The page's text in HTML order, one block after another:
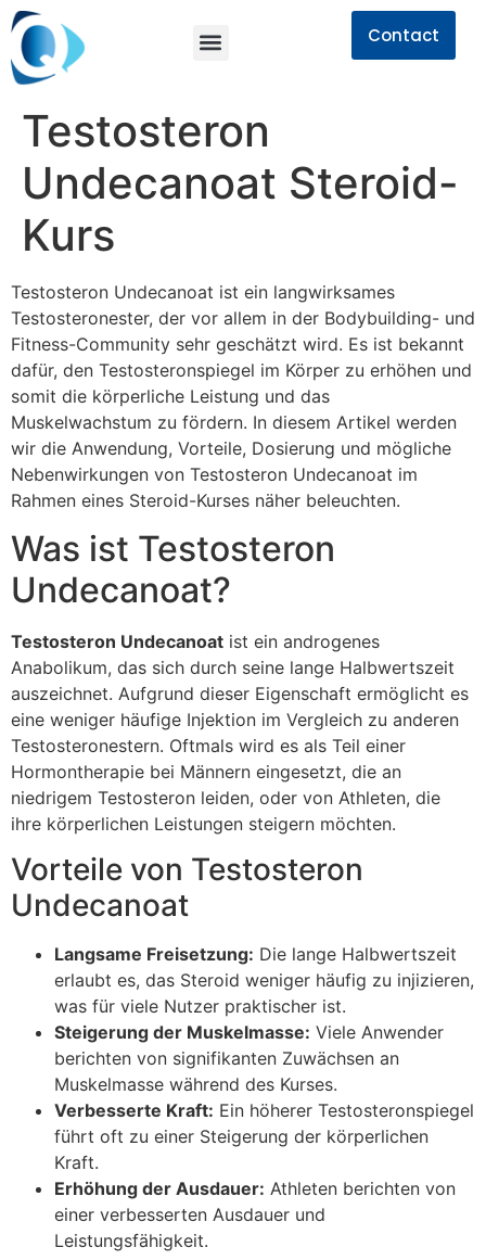
Contact
Testosteron
Undecanoat Steroid-
Kurs
Testosteron Undecanoat ist ein langwirksames
Testosteronester, der vor allem in der Bodybuilding- und
Fitness-Community sehr geschätzt wird. Es ist bekannt
dafür, den Testosteronspiegel im Körper zu erhöhen und
somit die körperliche Leistung und das
Muskelwachstum zu fördern. In diesem Artikel werden
wir die Anwendung, Vorteile, Dosierung und mögliche
Nebenwirkungen von Testosteron Undecanoat im
Rahmen eines Steroid-Kurses näher beleuchten.
Was ist Testosteron
Undecanoat?
Testosteron Undecanoat ist ein androgenes
Anabolikum, das sich durch seine lange Halbwertszeit
auszeichnet. Aufgrund dieser Eigenschaft ermöglicht es
eine weniger häufige Injektion im Vergleich zu anderen
Testosteronestern. Oftmals wird es als Teil einer
Hormontherapie bei Männern eingesetzt, die an
niedrigem Testosteron leiden, oder von Athleten, die
ihre körperlichen Leistungen steigern möchten.
Vorteile von Testosteron
Undecanoat
Langsame Freisetzung: Die lange Halbwertszeit
erlaubt es, das Steroid weniger häufig zu injizieren,
was für viele Nutzer praktischer ist.
Steigerung der Muskelmasse: Viele Anwender
berichten von signifikanten Zuwächsen an
Muskelmasse während des Kurses.
Verbesserte Kraft: Ein höherer Testosteronspiegel
führt oft zu einer Steigerung der körperlichen
Kraft.
Erhöhung der Ausdauer: Athleten berichten von
einer verbesserten Ausdauer und
Leistungsfähigkeit.